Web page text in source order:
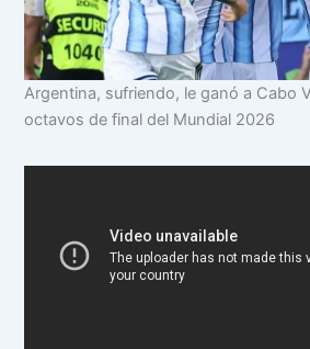
Argentina, sufriendo, le ganó a Cabo
octavos de final del Mundial 2026